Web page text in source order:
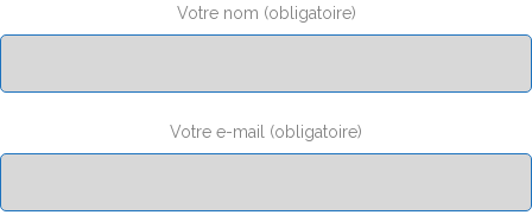
Votre nom (obligatoire)
Votre e-mail (obligatoire)